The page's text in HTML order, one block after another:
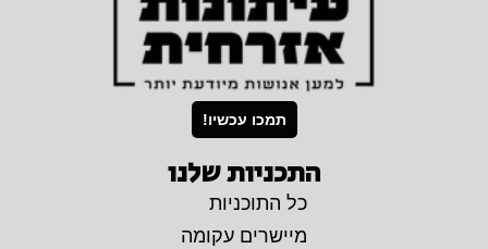
תמכו עכשיו!
התכניות שלנו
כל התוכניות
מיישרים עקומה